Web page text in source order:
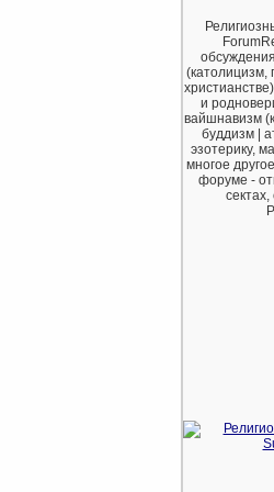
(католицизм,
и
вайшнавизм
буддизм |
эзотерику,
многое
форуме -